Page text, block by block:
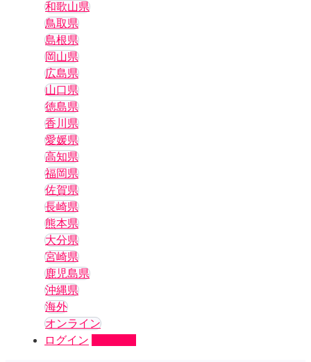
和歌山県
鳥取県
島根県
岡山県
広島県
山口県
徳島県
香川県
愛媛県
高知県
福岡県
佐賀県
長崎県
熊本県
大分県
宮崎県
鹿児島県
沖縄県
海外
オンライン
ログイン